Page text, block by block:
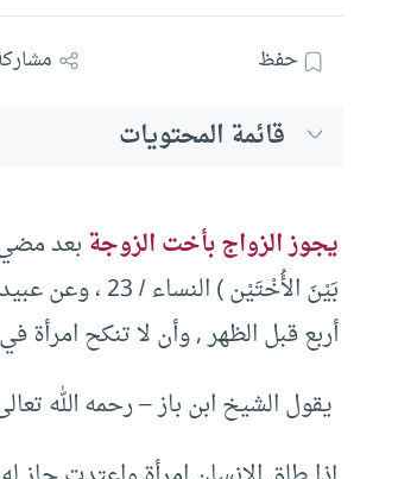
حفظ
قائمة المحتويات
يجوز الزواج بأخت الزوجةبعد مضي
بَيْنَ الأُخْتَيْن
أربع قبل الظهر , وأن لا تنكح امرأة
يقول الشيخ ابن باز – رحمه الله